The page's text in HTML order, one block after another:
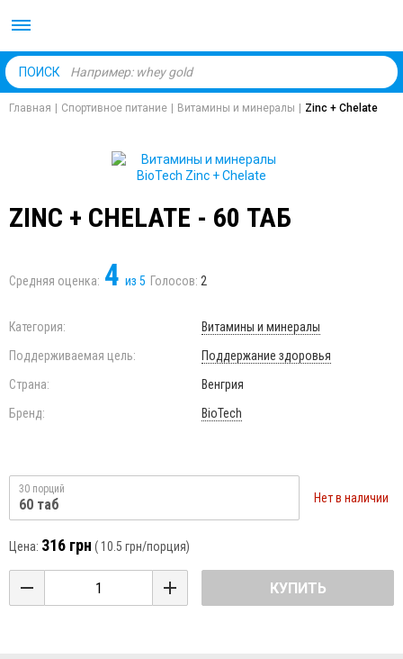
ПОИСК
Главная Спортивное питание Витамины и минералы Zinc + Chelate
ZINC + CHELATE - 60 ТАБ
Средняя оценка: 4 из 5 Голосов: 2
Категория:
Витамины и минералы
Поддерживаемая цель:
Поддержание здоровья
Страна:
Венгрия
Бренд:
BioTech
30 порций
60 таб Нет в наличии
Цена: 316 грн ( 10.5 грн/порция)
КУПИТЬ